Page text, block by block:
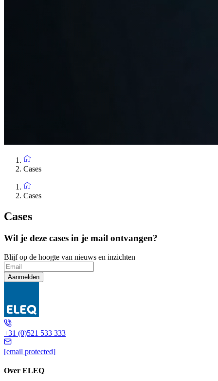
Cases
Cases
Cases
Wil je deze cases in je mail ontvangen?
Blijf op de hoogte van nieuws en inzichten
Aanmelden
+31 (0)521 533 333
[email protected]
Over ELEQ